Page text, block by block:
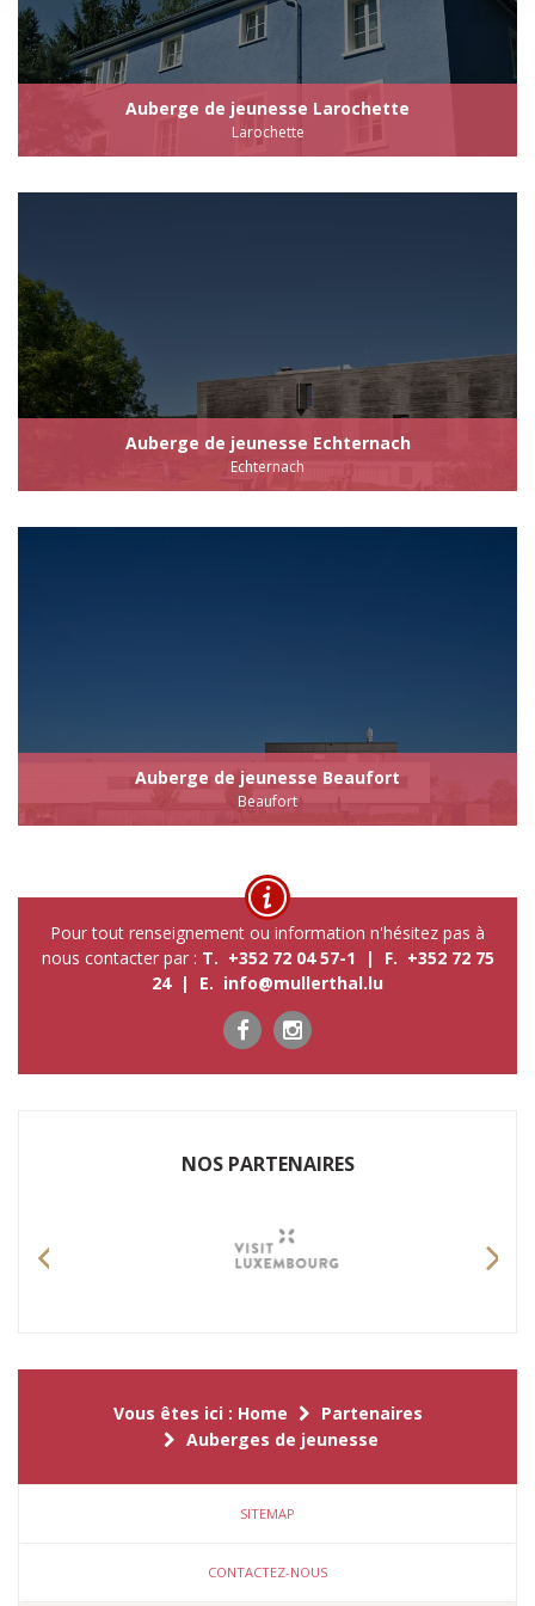
Auberge de jeunesse Larochette
Larochette
Auberge de jeunesse Echternach
Echternach
Auberge de jeunesse Beaufort
Beaufort
Pour tout renseignement ou information n'hésitez pas à
nous contacter par : T. +352 72 04 57-1 | F. +352 72 75
24 | E. info@mullerthal.lu
NOS P​ARTENAIRES
Vous êtes ici : Home
Partenaires
Auberges de jeunesse
SITEMAP
CONTACTEZ-NOUS